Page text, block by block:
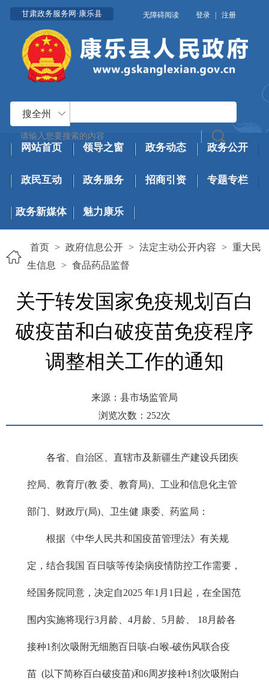
甘肃政务服务网·康乐县 无障碍阅读 登录 | 注册
搜全州
网站首页 领导之窗 政务动态 政务公开
政民互动 政务服务 招商引资 专题专栏
政务新媒体 魅力康乐
首页 > 政府信息公开 > 法定主动公开内容 > 重大民
生信息
> 食品药品监督
关于转发国家免疫规划百白
破疫苗和白破疫苗免疫程序
调整相关工作的通知
来源：县市场监管局
浏览次数： 252次
各省、自治区、直辖市及新疆生产建设兵团疾
控局、教育厅(教 委、教育局)、工业和信息化主管
部门、财政厅(局)、卫生健 康委、药监局：
根据《中华人民共和国疫苗管理法》有关规
定，结合我国 百日咳等传染病疫情防控工作需要，
经国务院同意，决定自2025 年1月1日起，在全国范
围内实施将现行3月龄、4月龄、5月龄、 18月龄各
接种1剂次吸附无细胞百日咳-白喉-破伤风联合疫
苗 (以下简称百白破疫苗)和6周岁接种1剂次吸附白